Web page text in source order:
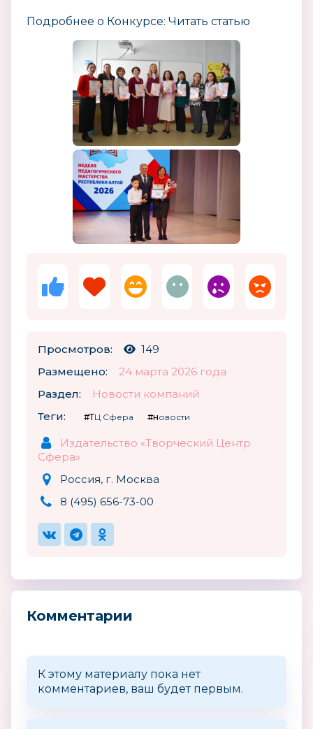
Подробнее о Конкурсе: Читать статью
Просмотров:
149
Размещено:
24 марта 2026 года
Раздел:
Новости компаний
Теги:
#ТЦ Сфера #новости
Издательство «Творческий Центр
Сфера»
Россия, г. Москва
8 (495) 656-73-00
Комментарии
К этому материалу пока нет
комментариев, ваш будет первым.